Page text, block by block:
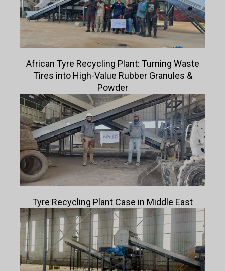
African Tyre Recycling Plant: Turning Waste
Tires into High-Value Rubber Granules &
Powder
Tyre Recycling Plant Case in Middle East